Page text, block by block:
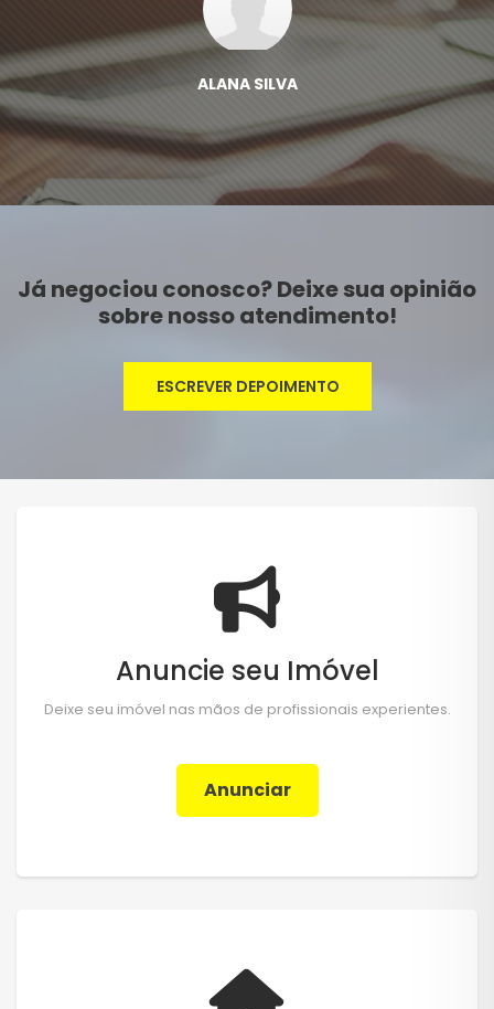
ALANA SILVA
Já negociou conosco? Deixe sua opinião
sobre nosso atendimento!
ESCREVER DEPOIMENTO
Anuncie seu Imóvel
Deixe seu imóvel nas mãos de profissionais experientes.
Anunciar